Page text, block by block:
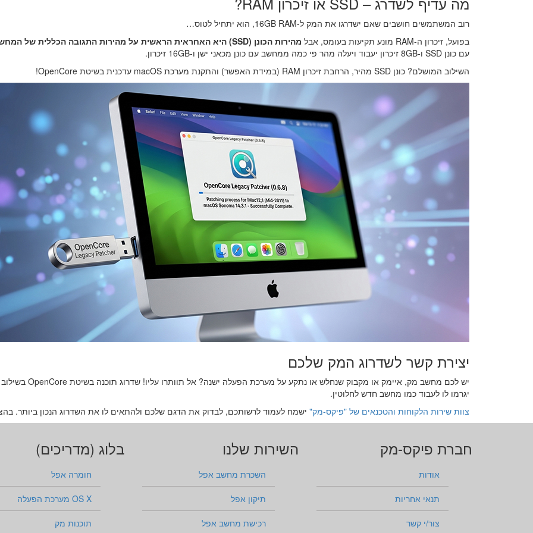
רוב המשתמשים חושבים שאם ישדרגו את המק ל-16GB RAM, הוא יתחיל לטוס…
בפועל, זיכרון ה-RAM מונע תקיעות בעומס, אבל
מהירות הכונן (SSD) היא האחראית הראשית על מהירות התגובה הכללית של המחשב
עם כונן SSD ו-8GB זיכרון יעבוד ויעלה מהר פי כמה ממחשב עם כונן מכאני ישן ו-16GB זיכרון.
השילוב המושלם? כונן SSD מהיר, הרחבת זיכרון RAM (במידת האפשר) והתקנת מערכת macOS עדכנית בשיטת OpenCore!
יצירת קשר לשדרוג המק שלכם
יגרמו לו לעבוד כמו מחשב חדש לחלוטין.
צוות שירות הלקוחות והטכנאים של "פיקס-מק" ישמח לעמוד לרשותכם, לבדוק את הדגם שלכם ולהתאים לו את השדרוג הנכון ביותר.
בלוג (מדריכים)
חומרה אפל
OS X מערכת הפעלה
תוכנות מק
השירות שלנו
השכרת מחשב אפל
תיקון אפל
רכישת מחשב אפל
חברת פיקס-מק
אודות
תנאי אחריות
צור/י קשר